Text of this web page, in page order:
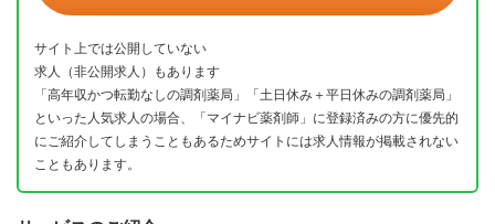
サイト上では公開していない
求人（非公開求人）もあります
「高年収かつ転勤なしの調剤薬局」「土日休み＋平日休みの調剤薬局」
といった人気求人の場合、「マイナビ薬剤師」に登録済みの方に優先的
にご紹介してしまうこともあるためサイトには求人情報が掲載されない
こともあります。